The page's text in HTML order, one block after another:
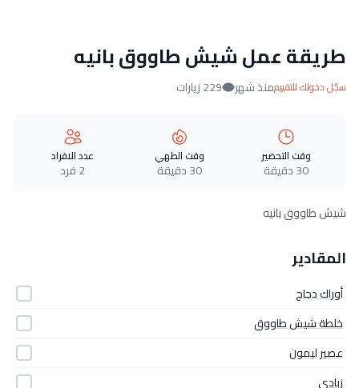
طريقة عمل شيش طاووق بانيه
سجّل دخولك للتقييممنذ شهر 229 زيارات
وقت التحضير
30 دقيقة
وقت الطهي
30 دقيقة
عدد الافراد
2 فرد
شيش طاووق بانيه
المقادير
أوراك دجاج
خلطة شيش طاووق
عصير ليمون
زبادي